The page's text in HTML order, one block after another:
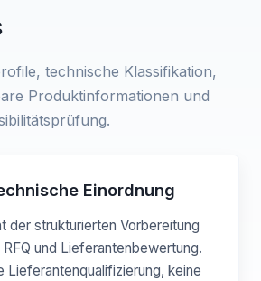
technische Klassifikation,
Produktinformationen und
Einordnung
der strukturierten Vorbereitung
und Lieferantenbewertung.
Lieferantenqualifizierung, keine